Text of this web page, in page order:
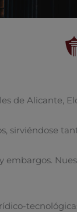
de Alicante,
sirviéndose